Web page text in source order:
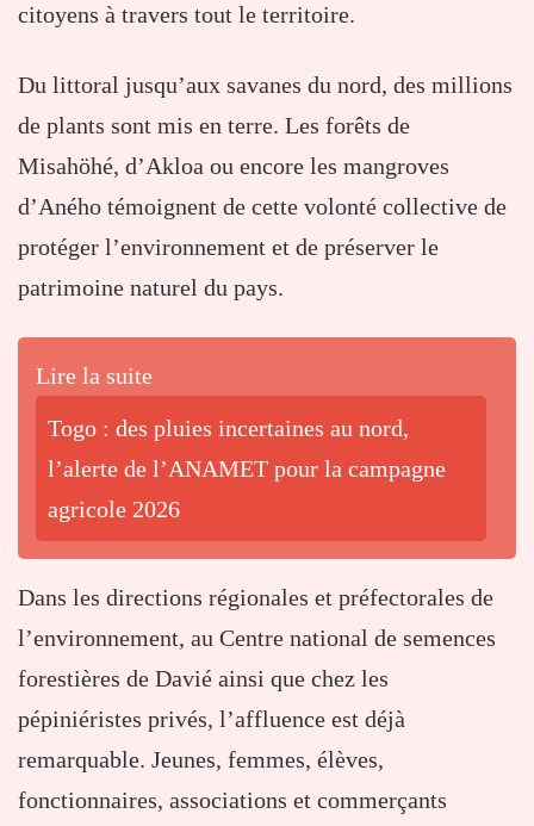
citoyens à travers tout le territoire.
Du littoral jusqu’aux savanes du nord, des millions
de plants sont mis en terre. Les forêts de
Misahöhé, d’Akloa ou encore les mangroves
d’Aného témoignent de cette volonté collective de
protéger l’environnement et de préserver le
patrimoine naturel du pays.
Lire la suite
Togo : des pluies incertaines au nord,
l’alerte de l’ANAMET pour la campagne
agricole 2026
Dans les directions régionales et préfectorales de
l’environnement, au Centre national de semences
forestières de Davié ainsi que chez les
pépiniéristes privés, l’affluence est déjà
remarquable. Jeunes, femmes, élèves,
fonctionnaires, associations et commerçants